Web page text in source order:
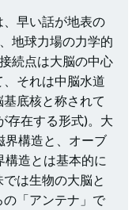
早い話が地表の
地球力場の力学的
続点は大脳の中心
それは中脳水道
底核と称されて
存在する形式)。大
界構造と、オーブ
造とは基本的に
では生物の大脳と
「アンテナ」で